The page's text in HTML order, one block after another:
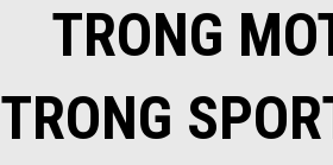
TRONG
TRONG